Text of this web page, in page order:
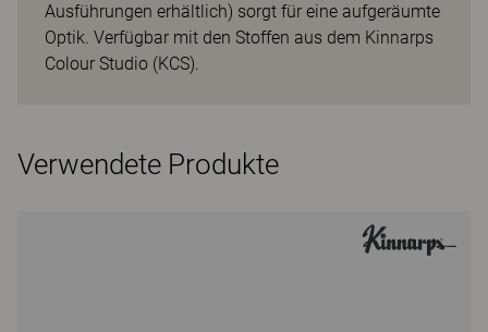
Ausführungen erhältlich) sorgt für eine aufgeräumte
Optik. Verfügbar mit den Stoffen aus dem Kinnarps
Colour Studio (KCS).
Verwendete Produkte